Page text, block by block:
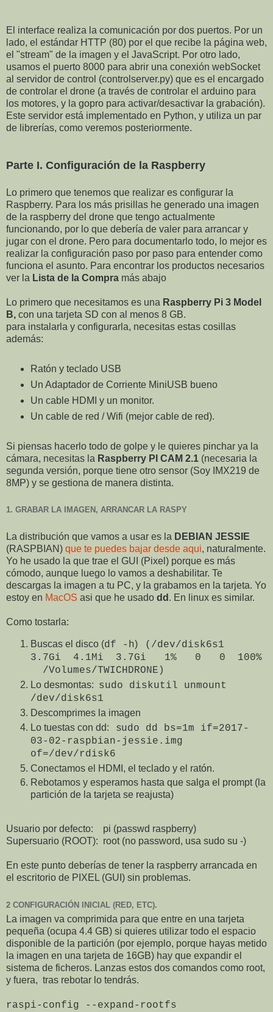
El interface realiza la comunicación por dos puertos. Por un
lado, el estándar HTTP (80) por el que recibe la página web,
el "stream" de la imagen y el JavaScript. Por otro lado,
usamos el puerto 8000 para abrir una conexión webSocket
al servidor de control (controlserver.py) que es el encargado
de controlar el drone (a través de controlar el arduino para
los motores, y la gopro para activar/desactivar la grabación).
Este servidor está implementado en Python, y utiliza un par
de librerías, como veremos posteriormente.
Parte I. Configuración de la Raspberry
Lo primero que tenemos que realizar es configurar la
Raspberry. Para los más prisillas he generado una imagen
de la raspberry del drone que tengo actualmente
funcionando, por lo que debería de valer para arrancar y
jugar con el drone. Pero para documentarlo todo, lo mejor es
realizar la configuración paso por paso para entender como
funciona el asunto. Para encontrar los productos necesarios
ver la Lista de la Compra más abajo
Lo primero que necesitamos es una Raspberry Pi 3 Model
B, con una tarjeta SD con al menos 8 GB.
para instalarla y configurarla, necesitas estas cosillas
además:
Ratón y teclado USB
Un Adaptador de Corriente MiniUSB bueno
Un cable HDMI y un monitor.
Un cable de red / Wifi (mejor cable de red).
Si piensas hacerlo todo de golpe y le quieres pinchar ya la
cámara, necesitas la Raspberry PI CAM 2.1 (necesaria la
segunda versión, porque tiene otro sensor (Soy IMX219 de
8MP) y se gestiona de manera distinta.
1. GRABAR LA IMAGEN, ARRANCAR LA RASPY
La distribución que vamos a usar es la DEBIAN JESSIE
(RASPBIAN) que te puedes bajar desde aqui, naturalmente.
Yo he usado la que trae el GUI (Pixel) porque es más
cómodo, aunque luego lo vamos a deshabilitar. Te
descargas la imagen a tu PC, y la grabamos en la tarjeta. Yo
estoy en MacOS asi que he usado dd . En linux es similar.
Como tostarla:
Buscas el disco (df -h)
(/dev/disk6s1
3.7Gi 4.1Mi 3.7Gi 1% 0 0 100%
/Volumes/TWICHDRONE)
Lo desmontas: sudo diskutil unmount
/dev/disk6s1
Descomprimes la imagen
Lo tuestas con dd: sudo dd bs=1m if=2017-
03-02-raspbian-jessie.img
of=/dev/rdisk6
Conectamos el HDMI, el teclado y el ratón.
Rebotamos y esperamos hasta que salga el prompt (la
partición de la tarjeta se reajusta)
Usuario por defecto: pi (passwd raspberry)
Supersuario (ROOT): root (no password, usa sudo su -)
En este punto deberías de tener la raspberry arrancada en
el escritorio de PIXEL (GUI) sin problemas.
2 CONFIGURACIÓN INICIAL (RED, ETC).
La imagen va comprimida para que entre en una tarjeta
pequeña (ocupa 4.4 GB) si quieres utilizar todo el espacio
disponible de la partición (por ejemplo, porque hayas metido
la imagen en una tarjeta de 16GB) hay que expandir el
sistema de ficheros. Lanzas estos dos comandos como root,
y fuera, tras rebotar lo tendrás.
raspi-config --expand-rootfs